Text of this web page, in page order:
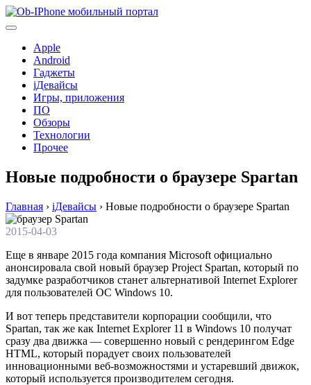
Перейти
к
Apple
Android
Гаджеты
iДевайсы
Игры, приложения
ПО
Обзоры
Технологии
Прочее
Новые подробности о браузере Spartan
Главная › iДевайсы › Новые подробности о браузере Spartan
2015-04-03
Еще в январе 2015 года компания Microsoft официально
анонсировала свой новый браузер Project Spartan, который по
задумке разработчиков станет альтернативой Internet Explorer
для пользователей ОС Windows 10.
И вот теперь представители корпорации сообщили, что
Spartan, так же как Internet Explorer 11 в Windows 10 получат
сразу два движка — совершенно новый с рендерингом Edge
HTML, который порадует своих пользователей
инновационными веб-возможностями и устаревший движок,
который используется производителем сегодня.